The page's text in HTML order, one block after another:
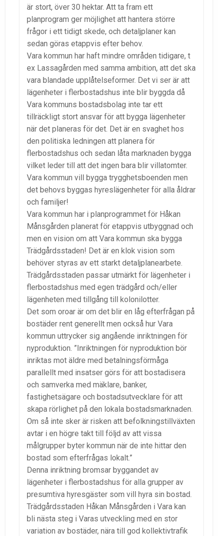
är stort, över 30 hektar. Att ta fram ett
planprogram ger möjlighet att hantera större
frågor i ett tidigt skede, och detaljplaner kan
sedan göras etappvis efter behov.
Vara kommun har haft mindre områden tidigare, t
ex Lassagården med samma ambition, att det ska
vara blandade upplåtelseformer. Det vi ser är att
lägenheter i flerbostadshus inte blir byggda då
Vara kommuns bostadsbolag inte tar ett
tillräckligt stort ansvar för att bygga lägenheter
när det planeras för det. Det är en svaghet hos
den politiska ledningen att planera för
flerbostadshus och sedan låta marknaden bygga
vilket leder till att det ingen bara blir villatomter.
Vara kommun vill bygga trygghetsboenden men
det behovs byggas hyreslägenheter för alla åldrar
och familjer!
Vara kommun har i planprogrammet för Håkan
Månsgården planerat för etappvis utbyggnad och
men en vision om att Vara kommun ska bygga
Trädgårdsstaden! Det är en klok vision som
behöver styras av ett starkt detaljplanearbete.
Trädgårdsstaden passar utmärkt för lägenheter i
flerbostadshus med egen trädgård och/eller
lägenheten med tillgång till kolonilotter.
Det som oroar är om det blir en låg efterfrågan på
bostäder rent generellt men också hur Vara
kommun uttrycker sig angående inriktningen för
nyproduktion. ”Inriktningen för nyproduktion bör
inriktas mot äldre med betalningsförmåga
parallellt med insatser görs för att bostadisera
och samverka med mäklare, banker,
fastighetsägare och bostadsutvecklare för att
skapa rörlighet på den lokala bostadsmarknaden.
Om så inte sker är risken att befolkningstillväxten
avtar i en högre takt till följd av att vissa
målgrupper byter kommun när de inte hittar den
bostad som efterfrågas lokalt.”
Denna inriktning bromsar byggandet av
lägenheter i flerbostadshus för alla grupper av
presumtiva hyresgäster som vill hyra sin bostad.
Trädgårdsstaden Håkan Månsgården i Vara kan
bli nästa steg i Varas utveckling med en stor
variation av bostäder, nära till god kollektivtrafik